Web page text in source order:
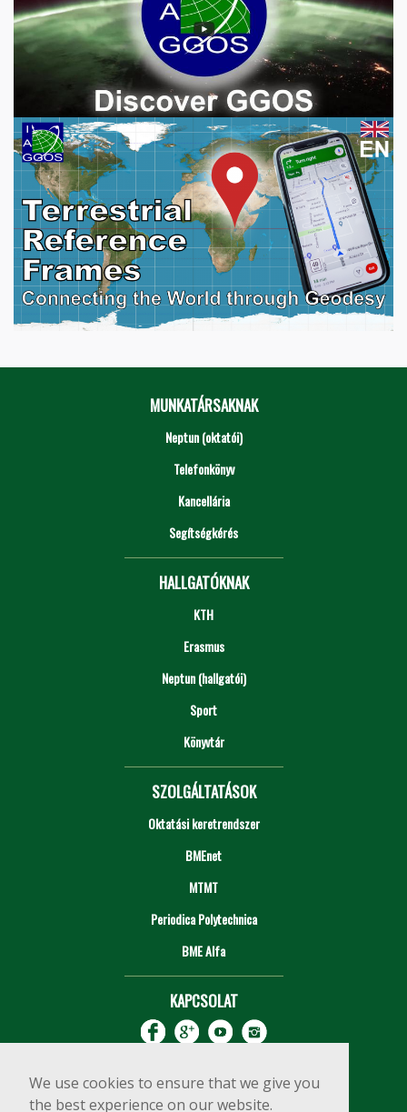
We use cookies to ensure that we give you
the best experience on our website.
MUNKATÁRSAKNAK
Neptun (oktatói)
Telefonkönyv
Kancellária
Segítségkérés
HALLGATÓKNAK
KTH
Erasmus
Neptun (hallgatói)
Sport
Könyvtár
SZOLGÁLTATÁSOK
Oktatási keretrendszer
BMEnet
MTMT
Periodica Polytechnica
BME Alfa
KAPCSOLAT